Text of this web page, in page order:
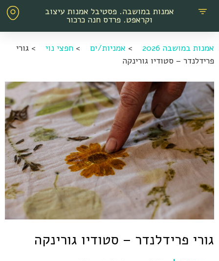
אמנות במושבה. פסטיבל אמנות עיצוב
וקראפט. פרדס חנה כרכור
אמנות במושבה 2026 > אמניות/ים > חפצי נוי > גורי
פרידלנדר – סטודיו גורינקה
גורי פרידלנדר – סטודיו גורינקה